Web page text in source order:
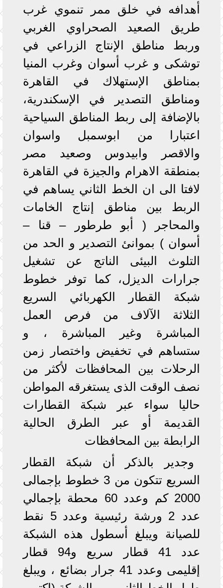
أهدافه في خلق ممر تنموي غرب
طريق الصعيد الصحراوي الغربي
وربط مناطق الإنتاج الزراعي في
توشكى و غرب أسوان وغرب المنيا
بمناطق الإستهلاك في القاهرة
ومناطق التصدير في الإسكندرية،
بالإضافة إلى ربط المناطق السياحية
اعتبارا من ابوسمبل واسوان
والاقصر وابيدوس وصعيد مصر
بمنطقة الاهرام والجيزة في القاهرة
لافتا الى ان الخط الثاني يساهم في
الربط بين مناطق إنتاج الخامات
والمحاجر ( أبو طرطور – قنا –
أسوان ) بموانئ التصدير و الحد من
التلوث البيئى الناتج عن تشغيل
جرارات الديزل، كما توفر خطوط
شبكة القطار الكهربائي السريع
الثلاثة الآلاف من فرص العمل
المباشرة وغير المباشرة ، و
ستساهم في تخفيض واختصار زمن
الرحلات بين المحافظات لأكثر من
نصف الوقت الذى يستغرقه المواطن
حاليا سواء عبر شبكة القطارات
القديمة أو عبر الطرق الحالية
الرابطة بين المحافظات
وجدير بالذكر أن شبكة القطار
السريع تتكون من 3 خطوط بإجمالى
2000 كم وعدد 60 محطة بإجمالي
عدد 2 ورشة رئيسية وعدد 5 نقط
للصيانة ويبلغ أسطول هذه الشبكة
عدد 41 قطار سريع و94 قطار
إقليمى وعدد 41 جرار بضائع ، ويبلغ